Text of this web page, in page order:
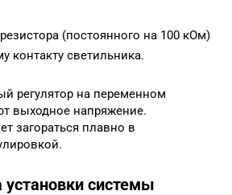
(постоянного на 100 кОм)
контакту светильника.
регулятор на переменном
выходное напряжение.
загораться плавно в
системы